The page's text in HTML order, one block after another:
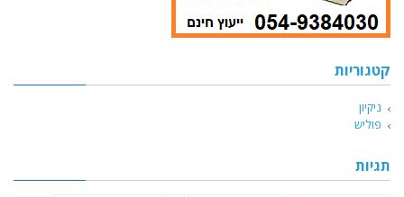
קטגוריות
ניקיון
פוליש
תגיות